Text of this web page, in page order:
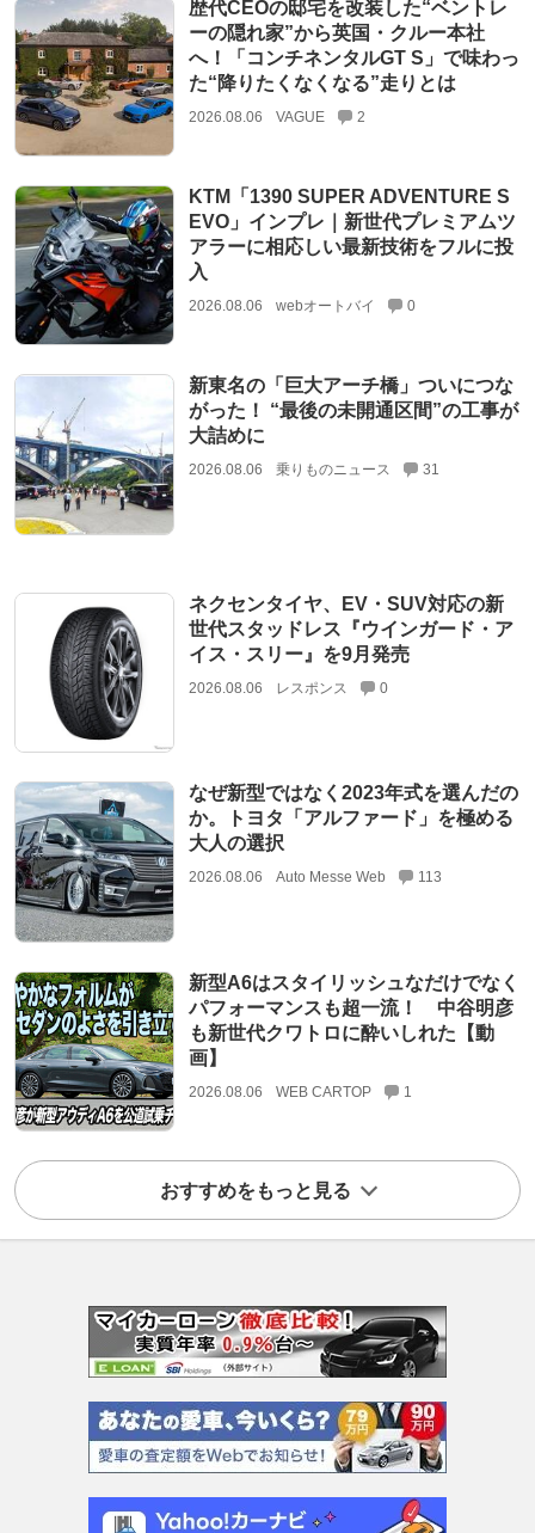
歴代CEOの邸宅を改装した“ベントレ
ーの隠れ家”から英国・クルー本社
へ！「コンチネンタルGT S」で味わっ
た“降りたくなくなる”走りとは
2026.08.06 VAGUE 2
KTM「1390 SUPER ADVENTURE S
EVO」インプレ｜新世代プレミアムツ
アラーに相応しい最新技術をフルに投
入
2026.08.06 webオートバイ 0
新東名の「巨大アーチ橋」ついにつな
がった！ “最後の未開通区間”の工事が
大詰めに
2026.08.06 乗りものニュース 31
ネクセンタイヤ、EV・SUV対応の新
世代スタッドレス『ウインガード・ア
イス・スリー』を9月発売
2026.08.06 レスポンス 0
なぜ新型ではなく2023年式を選んだの
か。トヨタ「アルファード」を極める
大人の選択
2026.08.06 Auto Messe Web 113
新型A6はスタイリッシュなだけでなく
パフォーマンスも超一流！ 中谷明彦
も新世代クワトロに酔いしれた【動
画】
2026.08.06 WEB CARTOP 1
おすすめをもっと見る